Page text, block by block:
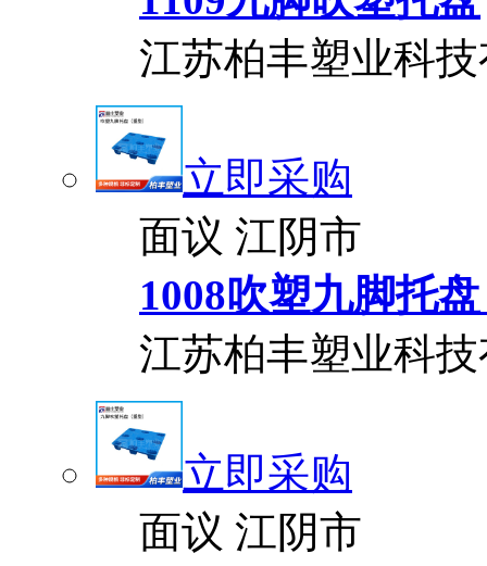
江苏柏丰塑业科
立即采购
面议 江阴市
1008吹塑九脚托
江苏柏丰塑业科
立即采购
面议 江阴市